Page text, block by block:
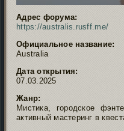
Адрес форума:
https://australis.rusff.me/
Официальное название:
Australia
Дата открытия:
07.03.2025
Жанр:
Мистика, городское
активный мастеринг в